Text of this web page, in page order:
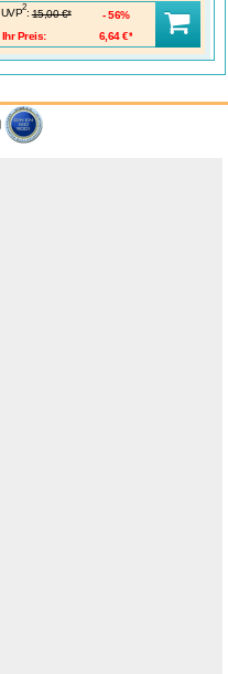
UVP
2
: 15,00 €*
Ihr Preis:
6,64 €*
56%